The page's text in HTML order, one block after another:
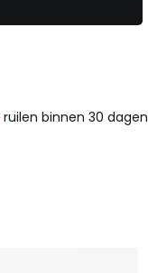
ruilen binnen 30 dagen